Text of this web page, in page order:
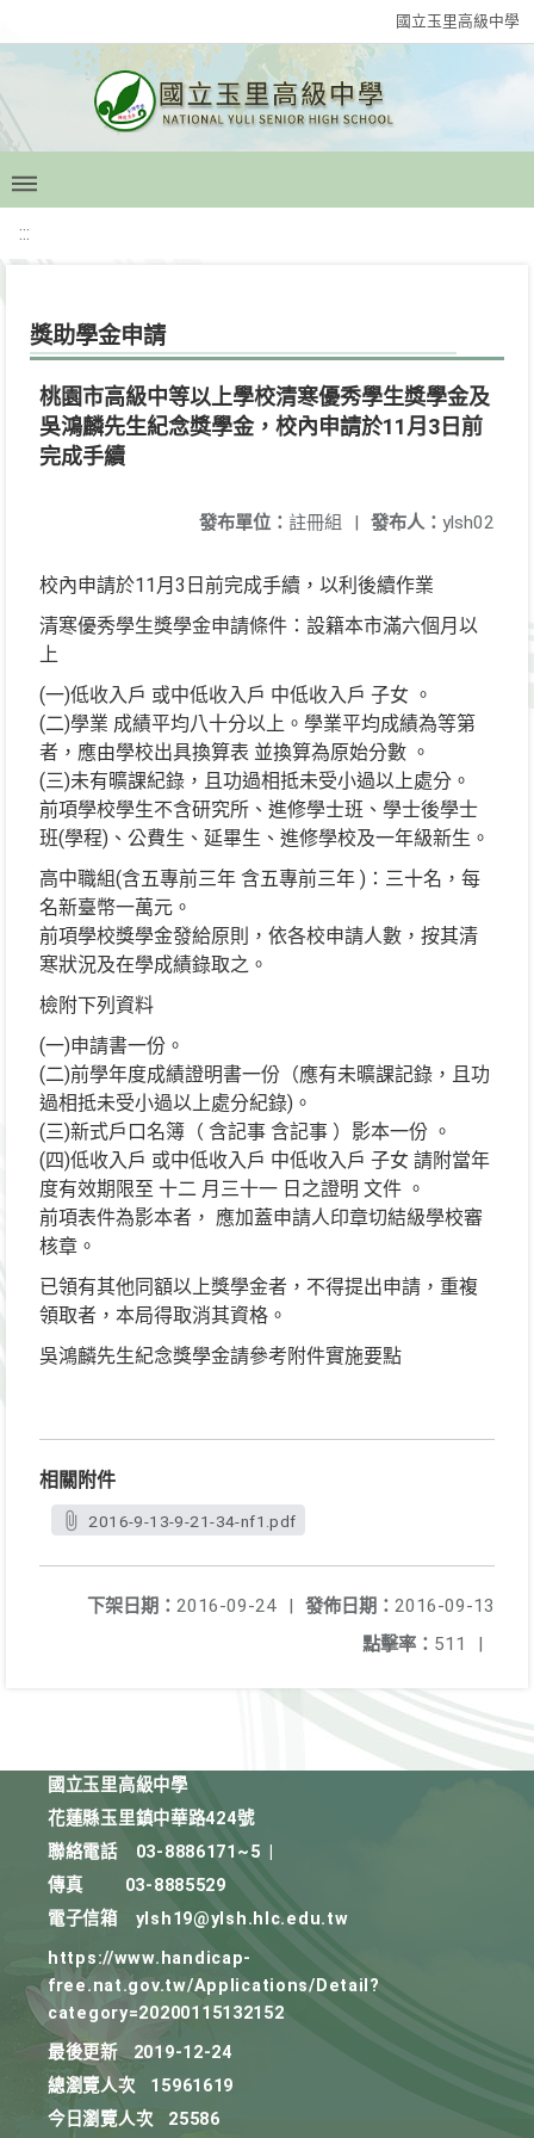
國立玉里高級中學
:::
獎助學金申請
桃園市高級中等以上學校清寒優秀學生獎學金及
吳鴻麟先生紀念獎學金，校內申請於11月3日前
完成手續
發布人： ylsh02
發布單位： 註冊組 |
校內申請於11月3日前完成手續，以利後續作業
清寒優秀學生獎學金申請條件：設籍本市滿六個月以
上
(一)低收入戶 或中低收入戶 中低收入戶 子女 。
(二)學業 成績平均八十分以上。學業平均成績為等第
者，應由學校出具換算表 並換算為原始分數 。
(三)未有曠課紀錄，且功過相抵未受小過以上處分。
前項學校學生不含研究所、進修學士班、學士後學士
班(學程)、公費生、延畢生、進修學校及一年級新生。
高中職組(含五專前三年 含五專前三年 )：三十名，每
名新臺幣一萬元。
前項學校獎學金發給原則，依各校申請人數，按其清
寒狀況及在學成績錄取之。
檢附下列資料
(一)申請書一份。
(二)前學年度成績證明書一份（應有未曠課記錄，且功
過相抵未受小過以上處分紀錄)。
(三)新式戶口名簿（ 含記事 含記事 ）影本一份 。
(四)低收入戶 或中低收入戶 中低收入戶 子女 請附當年
度有效期限至 十二 月三十一 日之證明 文件 。
前項表件為影本者， 應加蓋申請人印章切結級學校審
核章。
已領有其他同額以上獎學金者，不得提出申請，重複
領取者，本局得取消其資格。
吳鴻麟先生紀念獎學金請參考附件實施要點
相關附件
2016-9-13-9-21-34-nf1.pdf
發佈日期： 2016-09-13
下架日期： 2016-09-24
|
點擊率： 511 |
國立玉里高級中學
花蓮縣玉里鎮中華路424號
聯絡電話
03-8886171~5
傳真
03-8885529
電子信箱
ylsh19@ylsh.hlc.edu.tw
https://www.handicap-
free.nat.gov.tw/Applications/Detail?
category=20200115132152
最後更新
2019-12-24
總瀏覽人次
15961619
今日瀏覽人次
25586